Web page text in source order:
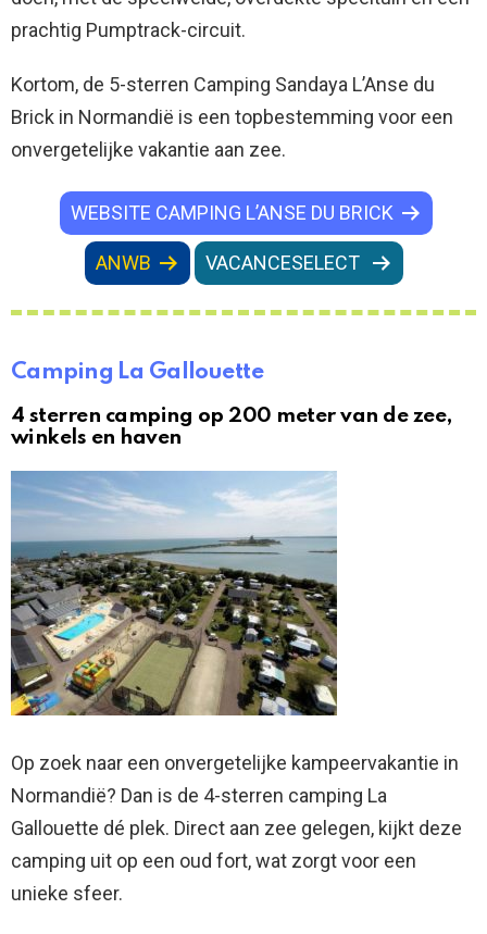
prachtig Pumptrack-circuit.
Kortom, de 5-sterren Camping Sandaya L’Anse du
Brick in Normandië is een topbestemming voor een
onvergetelijke vakantie aan zee.
WEBSITE CAMPING L’ANSE DU BRICK
ANWB VACANCESELECT
Camping La Gallouette
4 sterren camping op 200 meter van de zee,
winkels en haven
Op zoek naar een onvergetelijke kampeervakantie in
Normandië? Dan is de 4-sterren camping La
Gallouette dé plek. Direct aan zee gelegen, kijkt deze
camping uit op een oud fort, wat zorgt voor een
unieke sfeer.